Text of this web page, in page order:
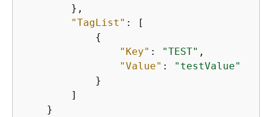
        },
"TagList" : [
{
"Key" : "TEST" ,
"Value" :
"testValue"
            }
        ]
    }